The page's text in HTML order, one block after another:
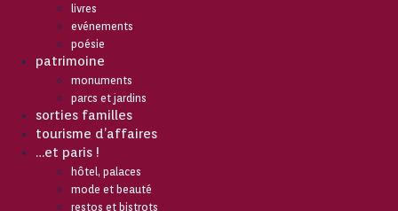
livres
evénements
poésie
patrimoine
monuments
parcs et jardins
sorties familles
tourisme d’affaires
…et paris !
hôtel, palaces
mode et beauté
restos et bistrots